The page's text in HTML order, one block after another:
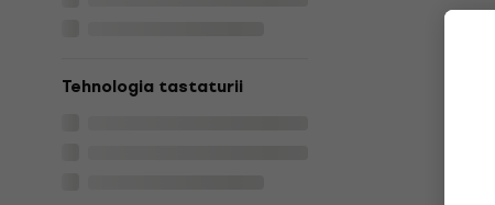
Tehnologia tastaturii